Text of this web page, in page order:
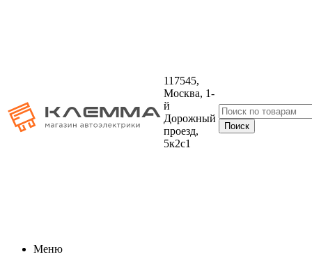
117545,
Москва, 1-
й
Дорожный
проезд,
5к2с1
Меню